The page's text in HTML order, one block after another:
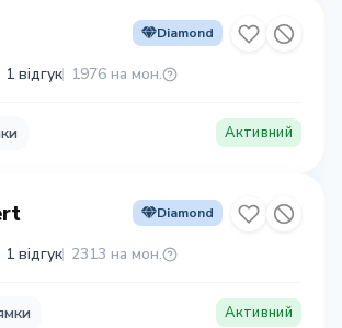
Diamond
1 відгук 1976 на мон.
Активний
Diamond
1 відгук 2313 на мон.
Активний